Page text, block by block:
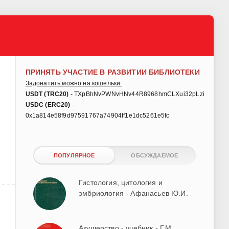
ПРИНЯТЬ УЧАСТИЕ В РАЗВИТИИ БИБЛИОТЕКИ
Задонатить можно на кошельки:
USDT (TRC20) - TXpBhNvPWNvHNv44R8968hmCLXui32pLzi
USDC (ERC20) -
0x1a814e58f9d97591767a74904ff1e1dc5261e5fc
ПОПУЛЯРНОЕ ОБСУЖДАЕМОЕ
Гистология, цитология и
эмбриология - Афанасьев Ю.И.